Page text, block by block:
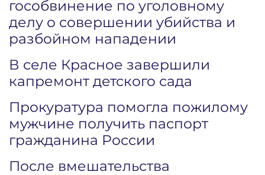
гособвинение по уголовному
делу о совершении убийства и
разбойном нападении
В селе Красное завершили
капремонт детского сада
Прокуратура помогла пожилому
мужчине получить паспорт
гражданина России
После вмешательства